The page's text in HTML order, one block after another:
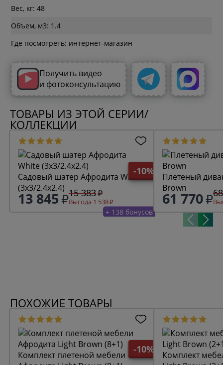
Вес, кг: 48
Объем, м3: 1.4
Где посмотреть: интернет-магазин
Получить видео
и фотоконсультацию
ТОВАРЫ ИЗ ЭТОЙ СЕРИИ/
КОЛЛЕКЦИИ
-10%
Садовый шатер Афродита White
(3x3/2.4x2.4)
13 845 15 383
Выгода 1 538
+ 138 бонусов
Плетеный диван
Brown
61 770
ПОХОЖИЕ ТОВАРЫ
-10%
Комплект плетеной мебели
Комплект мебели